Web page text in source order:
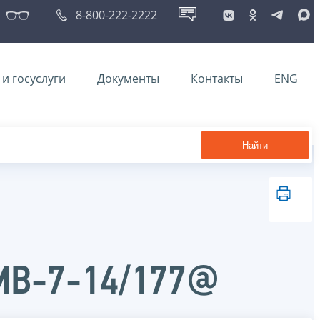
8-800-222-2222
госуслуги Документы Контакты ENG
Найти
7-14/177@